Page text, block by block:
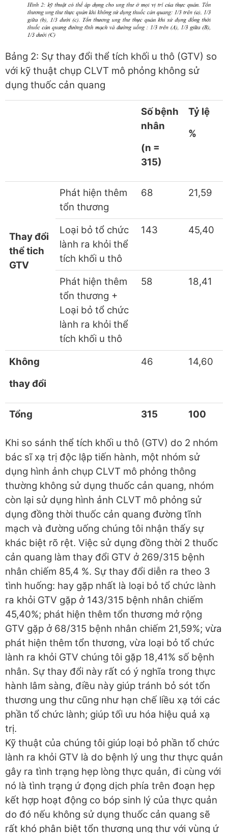
Bảng 2: Sự thay đổi thể tích khối u thô (GTV) so
với kỹ thuật chụp CLVT mô phỏng không sử
dụng thuốc cản quang
Số bệnh
nhân
(n =
315)
Tỷ lệ
%
Thay đổi
thể tich
GTV
Phát hiện thêm
tổn thương
68 21,59
Loại bỏ tổ chức
lành ra khỏi thể
tích khối u thô
143 45,40
Phát hiện thêm
tổn thương +
Loại bỏ tổ chức
lành ra khỏi thể
tích khối u thô
58 18,41
Không
thay đổi
46 14,60
Tổng 315 100
Khi so sánh thể tích khối u thô (GTV) do 2 nhóm
bác sĩ xạ trị độc lập tiến hành, một nhóm sử
dụng hình ảnh chụp CLVT mô phỏng thông
thường không sử dụng thuốc cản quang, nhóm
còn lại sử dụng hình ảnh CLVT mô phỏng sử
dụng đồng thời thuốc cản quang đường tĩnh
mạch và đường uống chúng tôi nhận thấy sự
khác biệt rõ rệt. Việc sử dụng đồng thời 2 thuốc
cản quang làm thay đổi GTV ở 269/315 bệnh
nhân chiếm 85,4 %. Sự thay đổi diễn ra theo 3
tình huống: hay gặp nhất là loại bỏ tổ chức lành
ra khỏi GTV gặp ở 143/315 bệnh nhân chiếm
45,40%; phát hiện thêm tổn thương mở rộng
GTV gặp ở 68/315 bệnh nhân chiếm 21,59%; vừa
phát hiện thêm tổn thương, vừa loại bỏ tổ chức
lành ra khỏi GTV chúng tôi gặp 18,41% số bệnh
nhân. Sự thay đổi này rất có ý nghĩa trong thực
hành lâm sàng, điều này giúp tránh bỏ sót tổn
thương ung thư cũng như hạn chế liều xạ tới các
phần tổ chức lành; giúp tối ưu hóa hiệu quả xạ
trị.
Kỹ thuật của chúng tôi giúp loại bỏ phần tổ chức
lành ra khỏi GTV là do bệnh lý ung thư thực quản
gây ra tình trạng hẹp lòng thực quản, đi cùng với
nó là tình trạng ứ đọng dịch phía trên đoạn hẹp
kết hợp hoạt động co bóp sinh lý của thực quản
do đó nếu không sử dụng thuốc cản quang sẽ
rất khó phân biệt tổn thương ung thư với vùng ứ